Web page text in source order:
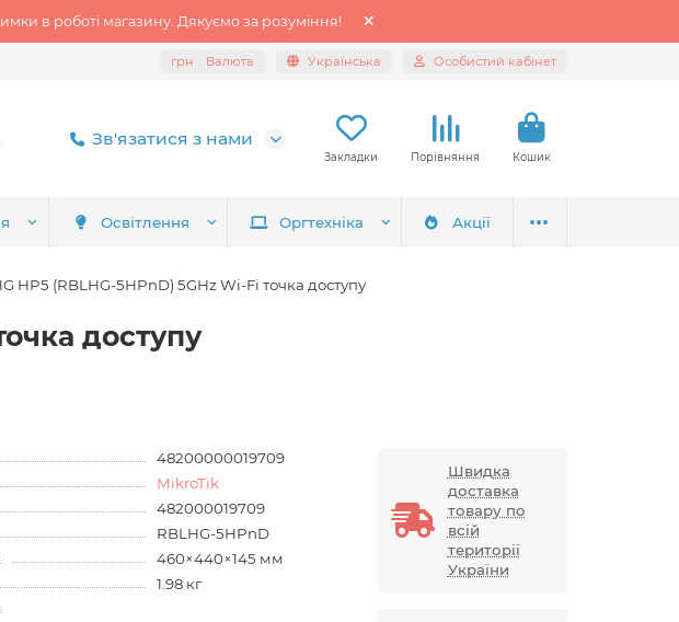
в роботі магазину. Дякуємо за розуміння!
грн Валюта Українська Особистий кабінет
Зв'язатися з нами
Закладки Порівняння Кошик
Освітлення Оргтехніка Акції
HP5 (RBLHG-5HPnD) 5GHz Wi-Fi точка доступу
доступу
48200000019709
MikroTik
482000019709
RBLHG-5HPnD
460×440×145 мм
1.98 кг
Швидка
доставка
товару по
всій
території
України